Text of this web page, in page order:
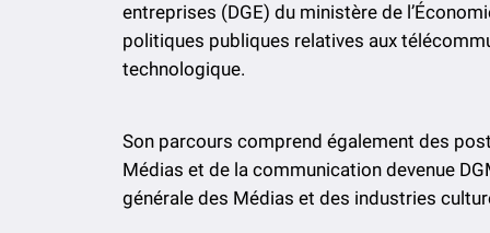
entreprises (DGE) du ministère de
politiques publiques relatives aux
technologique.
Son parcours comprend également des
Médias et de la communication devenue
générale des Médias et des industries